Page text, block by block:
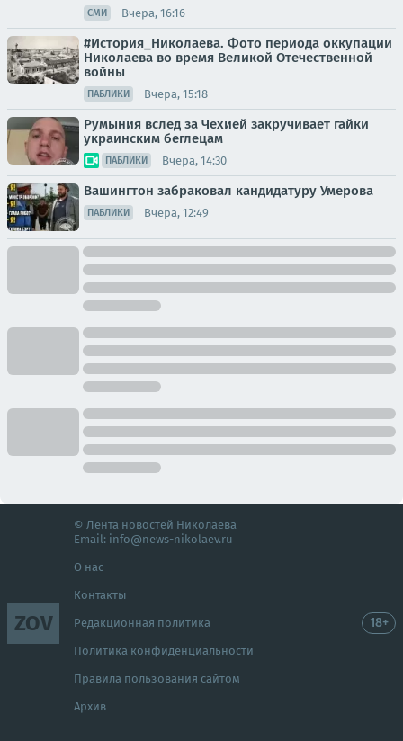
СМИ Вчера, 16:16
#История_Николаева. Фото периода оккупации
Николаева во время Великой Отечественной
войны
ПАБЛИКИ Вчера, 15:18
Румыния вслед за Чехией закручивает гайки
украинским беглецам
ПАБЛИКИ Вчера, 14:30
Вашингтон забраковал кандидатуру Умерова
ПАБЛИКИ Вчера, 12:49
ZOV
© Лента новостей Николаева
Email: info@news-nikolaev.ru
О нас
Контакты
Редакционная политика
Политика конфиденциальности
Правила пользования сайтом
Архив
18+